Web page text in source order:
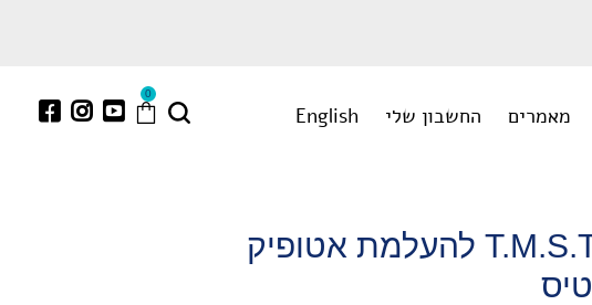
0
מאמרים החשבון שלי English
ערכת T.M.S.T להעלמת אטופיק